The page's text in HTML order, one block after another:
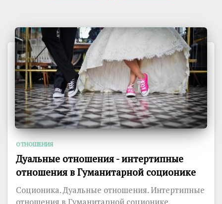
ОТНОШЕНИЯ
Дуальные отношения - интертипные
отношения в Гуманитарной соционике
Соционика. Дуальные отношения. Интертипные